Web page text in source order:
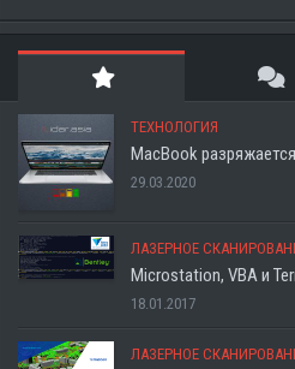
ТЕХНОЛОГИЯ
MacBook
29.03.2020
ЛАЗЕРНОЕ
Microstation, VBA и
18.01.2017
ЛАЗЕРНОЕ